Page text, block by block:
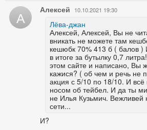
А Алексей 10.10.2021 19:30
Лёва-джан
Алексей, Алексей, Вы не
вникать не можете там
кешюбк 70% 413 б ( балов
в итоге за бутылку 0,7
этом сайте и написано, Вы
кажися? ( об чем и речь не
акция с 5/10 по 18/10. И всё
носом об тейбел. И да ты
не Илья Кузьмич. Вежливей
сети...
И?